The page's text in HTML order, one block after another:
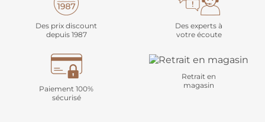
Des prix discount
depuis 1987
Des experts à
votre écoute
Paiement 100%
sécurisé
Retrait en
magasin